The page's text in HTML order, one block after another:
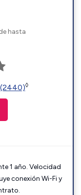
hasta
◊
1 año. Velocidad
conexión Wi-Fi y